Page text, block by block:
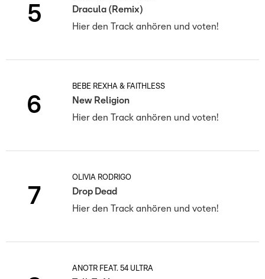
5
Dracula (Remix)
Hier den Track anhören und voten!
6
BEBE REXHA & FAITHLESS
New Religion
Hier den Track anhören und voten!
7
OLIVIA RODRIGO
Drop Dead
Hier den Track anhören und voten!
ANOTR FEAT. 54 ULTRA